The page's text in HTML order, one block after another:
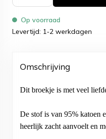
Op voorraad
Levertijd: 1-2 werkdagen
Omschrijving
Dit broekje is met veel
De stof is van 95% katoen
heerlijk zacht aanvoelt en